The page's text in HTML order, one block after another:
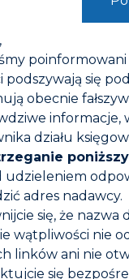
Cechy
do
wody
grzewczych
(butan, propan,
pary wodnej…
podszywają się
obecnie
informacje,
działu
udzieleniem
adres nadawcy.
się, że
wątpliwości nie
linków ani nie
się